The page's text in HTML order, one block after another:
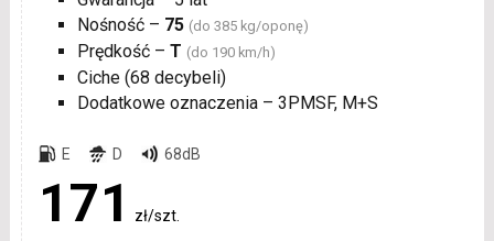
Nośność – 75 (do 385 kg/oponę)
Prędkość – T (do 190 km/h)
Ciche (68 decybeli)
Dodatkowe oznaczenia – 3PMSF, M+S
E D 68dB
171 zł/szt.